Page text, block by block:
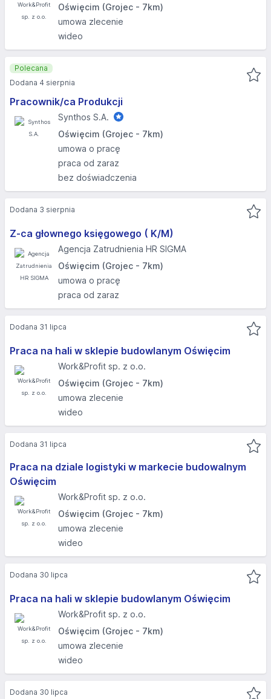
Oświęcim (Grojec - 7km)
umowa zlecenie
wideo
Pracownik/ca Produkcji
Synthos S.A.
Oświęcim (Grojec - 7km)
umowa o pracę
praca od zaraz
bez doświadczenia
Polecana
Dodana 4 sierpnia
Z-ca głownego księgowego ( K/M)
Agencja Zatrudnienia HR SIGMA
Oświęcim (Grojec - 7km)
umowa o pracę
praca od zaraz
Dodana 3 sierpnia
Praca na hali w sklepie budowlanym Oświęcim
Work&Profit sp. z o.o.
Oświęcim (Grojec - 7km)
umowa zlecenie
wideo
Dodana 31 lipca
Praca na dziale logistyki w markecie budowalnym
Oświęcim
Work&Profit sp. z o.o.
Oświęcim (Grojec - 7km)
umowa zlecenie
wideo
Dodana 31 lipca
Praca na hali w sklepie budowlanym Oświęcim
Work&Profit sp. z o.o.
Oświęcim (Grojec - 7km)
umowa zlecenie
wideo
Dodana 30 lipca
Dodana 30 lipca